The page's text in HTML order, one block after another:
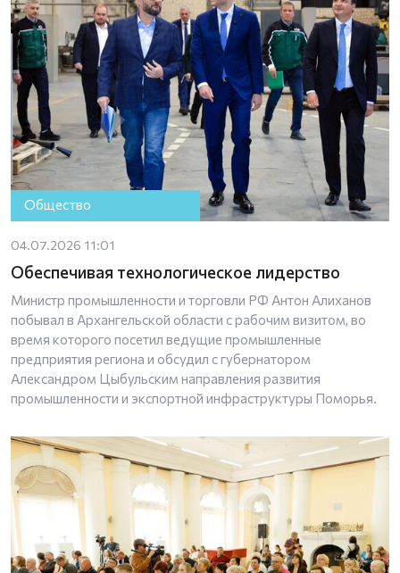
Общество
04.07.2026 11:01
Обеспечивая технологическое лидерство
Министр промышленности и торговли РФ Антон Алиханов
побывал в Архангельской области с рабочим визитом, во
время которого посетил ведущие промышленные
предприятия региона и обсудил с губернатором
Александром Цыбульским направления развития
промышленности и экспортной инфраструктуры Поморья.